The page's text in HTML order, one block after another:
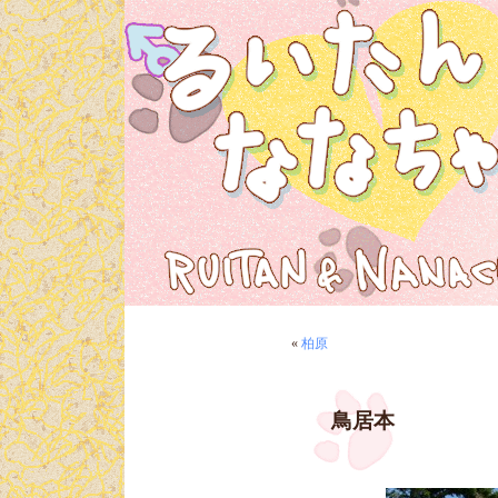
« 柏原
鳥居本